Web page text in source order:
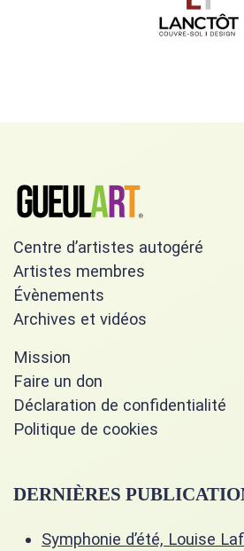
Centre d’artistes autogéré
Artistes membres
Évènements
Archives et vidéos
Mission
Faire un don
Déclaration de confidentialité
Politique de cookies
DERNIÈRES
Symphonie d’été, Louise